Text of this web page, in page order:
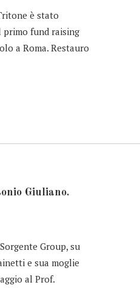
è stato
fund raising
a Roma. Restauro
Giuliano.
Group, su
e sua moglie
al Prof.